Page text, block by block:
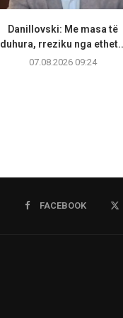
Danillovski: Me masa të
duhura, rreziku nga
07.08.2026 09:24
FACEBOOK